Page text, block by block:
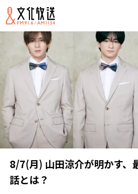
8/7(月) 山田涼介が明かす、
話とは？